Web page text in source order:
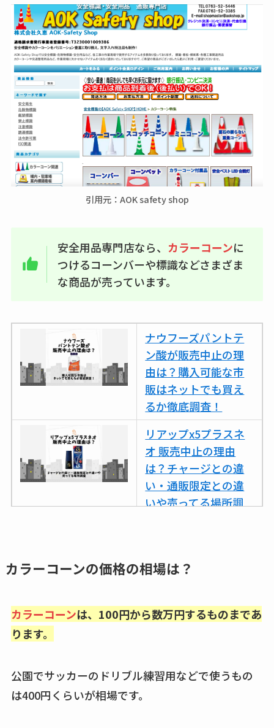
引用元：AOK safety shop
安全用品専門店なら、 カラーコーンに
つけるコーンバーや標識などさまざま
な商品が売っています。
ナウフーズパントテ
ン酸が販売中止の理
由は？購入可能な市
販はネットでも買え
るか徹底調査！
リアップx5プラスネ
オ 販売中止の理由
は？チャージとの違
い・通販限定との違
いや売ってる場所調
め替えはどこで売っ
通販調査
こ？楽天・amazonで
カラーコーンの価格の相場は？
カラーコーンは、100円から数万円するものまであ
ります。
公園でサッカーのドリブル練習用などで使うもの
は400円くらいが相場です。